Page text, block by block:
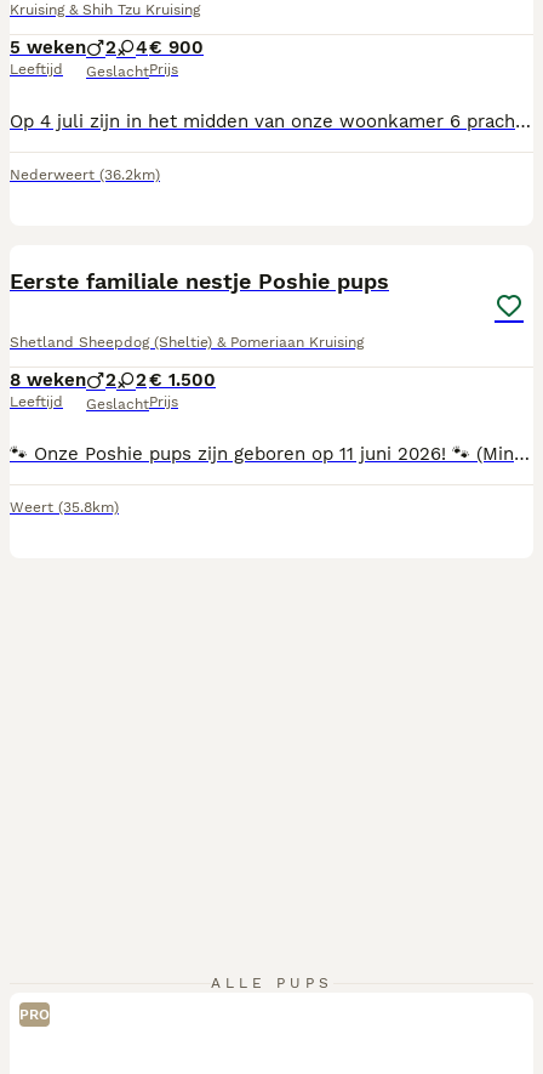
Kruising & Shih Tzu Kruising
5 weken
Leeftijd
2 4
Geslacht
€ 900
Prijs
Op 4 juli zijn in het midden van onze woonkamer 6 prachtige pups geboren. Moeder is een kruising Cavalier King Charles x ShiTzu, vader een ShiTzu. Er is nog één teefje beschikbaar. Het is het "groene" teefje, ook te zien op de eerste twee foto's. Helaas had ze niet zo'n zin om te poseren 😆 Geïnteresseerd? Maak een afspraak om deze juweeltjes te bewonderen. Ook voor vragen kunt u natuurlijk terecht. De pups mogen vanaf 29 augustus naar hun "forever home", natuurlijk in overleg.
Nederweert (36.2km)
Eerste familiale nestje Poshie pups
Shetland Sheepdog (Sheltie) & Pomeriaan Kruising
8 weken
Leeftijd
2 2
Geslacht
€ 1.500
Prijs
🐾 Onze Poshie pups zijn geboren op 11 juni 2026! 🐾 (Mini Sheltie x Pomeriaan) Met heel veel liefde mogen wij de geboorte van ons allereerste nestje Poshie pups aankondigen. Twee teefjes als Twee reutjes zijn beschikbaar. De pups groeien op in huiselijke kring en worden van bij de geboorte omringd met veel liefde, zorg, aandacht en socialisatie. Ze maken dagelijks kennis met gewone huishoudelijke geluiden en krijgen veel menselijk contact. Zowel mama als papa zijn lieve, sociale honden met een zacht karakter. Beide ouders werden nagekeken door de dierenarts en hebben de nodige gezondheidsonderzoeken doorlopen. Onze pups zullen: 🐾 Huiselijk worden grootgebracht 🐾 Gewend zijn aan dagelijkse geluiden en menselijk contact 🐾 Regelmatig ontwormd worden 🐾 Correct gevaccineerd worden volgens leeftijd 🐾 Gechipt worden 🐾 Gecontroleerd worden door de dierenarts 🐾 Een Europees paspoort meekrijgen Verhuizen naar hun nieuwe thuis 🇧🇪 Binnen België mogen de pups hun nest verlaten vanaf de leeftijd van 8 weken. 🇳🇱 Voor Nederland gelden strengere regels. Pups moeten eerst een geldige rabiësvaccinatie krijgen vanaf 12 weken leeftijd, waarna nog een wachttijd van 21 dagen geldt. Hierdoor mogen pups pas naar Nederland verhuizen vanaf een leeftijd van ongeveer 15 weken. Ze krijgen hiervoor uiteraard de nodige vaccinaties, chipregistratie en documenten mee. Wij vinden het erg belangrijk dat onze pups terechtkomen in een warme en liefdevolle thuis. Daarom nemen wij graag de tijd om toekomstige baasjes beter te leren kennen. Bij interesse werken wij met een voorkeurslijst voor toekomstige baasjes. 💌 Stuur gerust een berichtje voor meer informatie, foto's of een kennismaking. We vertellen met plezier meer over onze kleine wondertjes!
Weert (35.8km)
ALLE PUPS
PRO